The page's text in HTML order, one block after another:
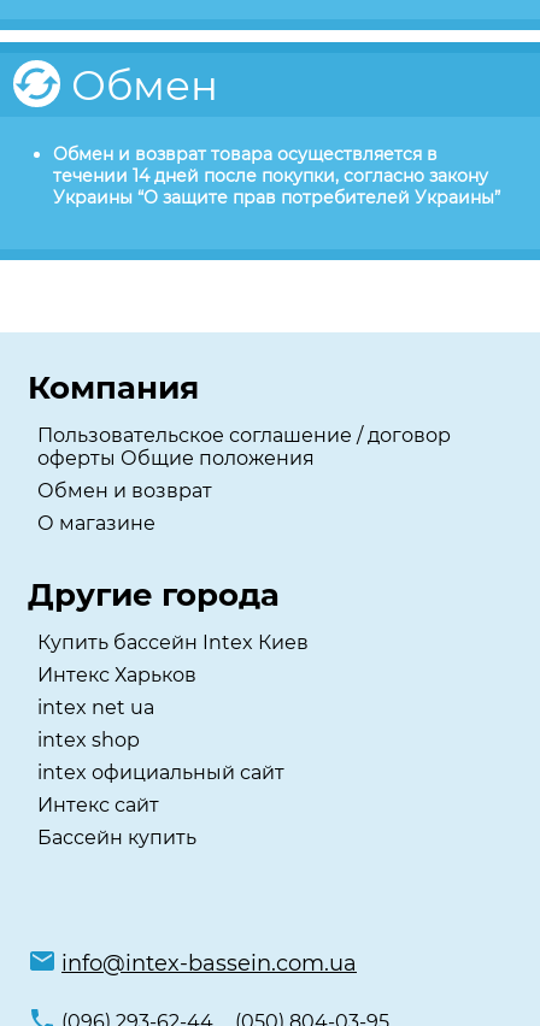
Обмен
Обмен и возврат товара осуществляется в
течении 14 дней после покупки, согласно закону
Украины “О защите прав потребителей Украины”
Компания
Пользовательское соглашение / договор
оферты Общие положения
Обмен и возврат
О магазине
Другие города
Купить бассейн Intex Киев
Интекс Харьков
intex net ua
intex shop
intex официальный сайт
Интекс сайт
Бассейн купить
info@intex-bassein.com.ua